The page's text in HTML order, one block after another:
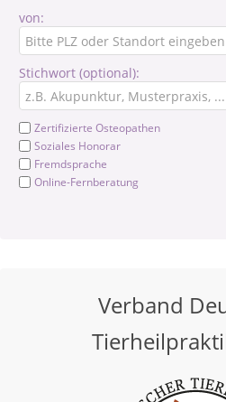
von:
Stichwort (optional):
Zertifizierte Osteopathen
Soziales Honorar
Fremdsprache
Online-Fernberatung
Verband